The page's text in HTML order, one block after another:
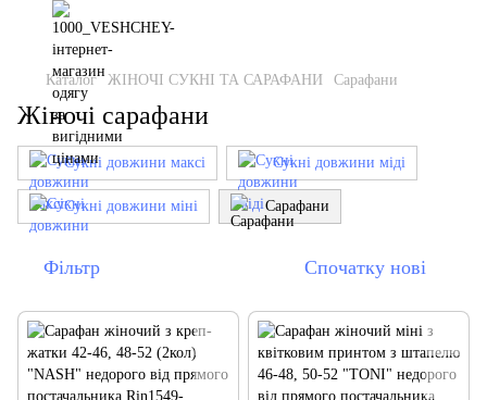
Каталог ЖІНОЧІ СУКНІ ТА САРАФАНИ Сарафани
Жіночі сарафани
Сукні довжини максі Сукні довжини міді
Сукні довжини міні Сарафани
Фільтр Спочатку нові